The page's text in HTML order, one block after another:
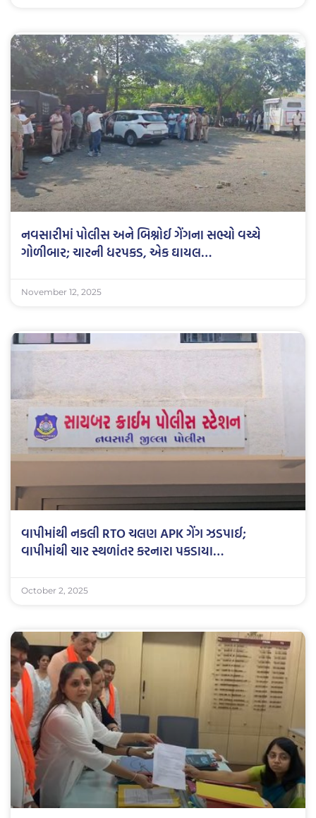
નવસારીમાં પોલીસ અને બિશ્નોઈ ગેંગના સભ્યો વચ્ચે
ગોળીબાર; ચારની ધરપકડ, એક ઘાયલ…
November 12, 2025
વાપીમાંથી નકલી RTO ચલણ APK ગેંગ ઝડપાઈ;
વાપીમાંથી ચાર સ્થળાંતર કરનારા પકડાયા…
October 2, 2025